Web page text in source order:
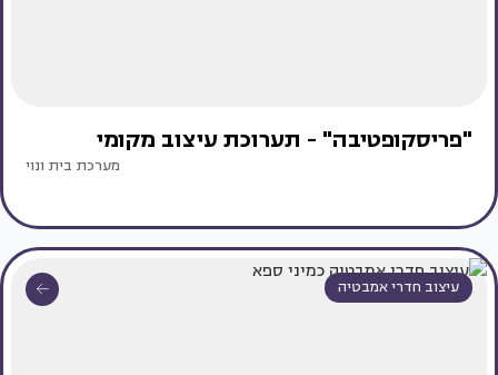
"פריסקופטיבה" - תערוכת עיצוב מקומי
מערכת בית ונוי
עיצוב חדרי אמבטיה